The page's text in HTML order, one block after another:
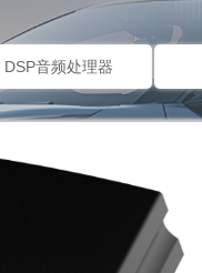
DSP音频处理器